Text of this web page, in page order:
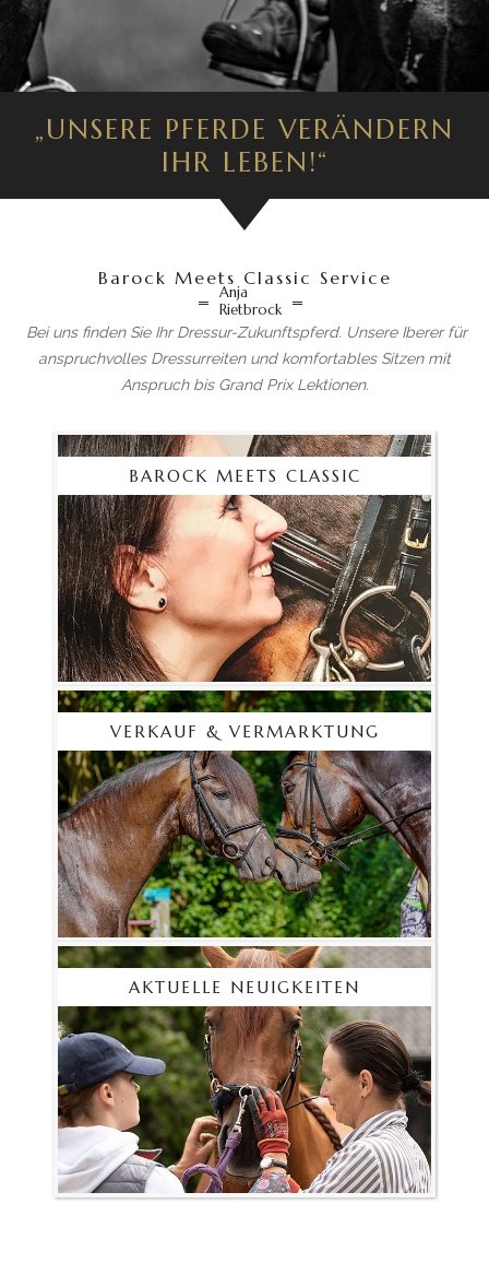
„UNSERE PFERDE VERÄNDERN
IHR LEBEN!“
Barock Meets Classic Service
Anja
Rietbrock
Bei uns finden Sie Ihr Dressur-Zukunftspferd. Unsere Iberer für
anspruchvolles Dressurreiten und komfortables Sitzen mit
Anspruch bis Grand Prix Lektionen.
BAROCK MEETS CLASSIC
VERKAUF & VERMARKTUNG
AKTUELLE NEUIGKEITEN